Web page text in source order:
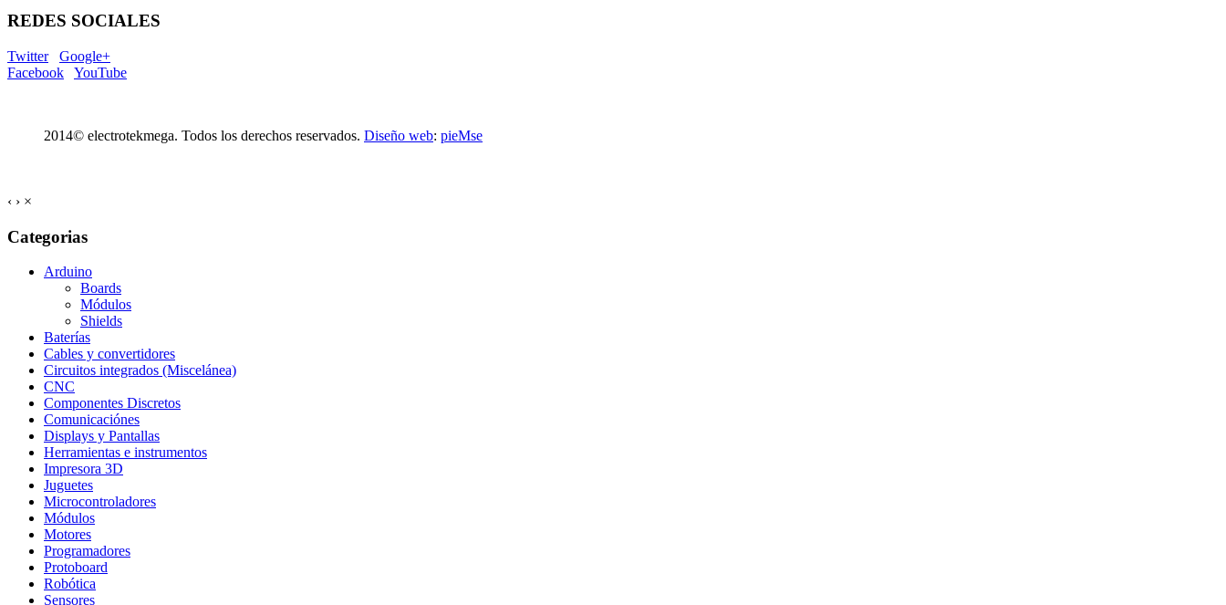
REDES SOCIALES
Twitter
Google+
Facebook
YouTube
2014© electrotekmega. Todos los derechos reservados. Diseño web: pieMse
‹ › ×
Categorias
Arduino
Boards
Módulos
Shields
Baterías
Cables y convertidores
Circuitos integrados (Miscelánea)
CNC
Componentes Discretos
Comunicaciónes
Displays y Pantallas
Herramientas e instrumentos
Impresora 3D
Juguetes
Microcontroladores
Módulos
Motores
Programadores
Protoboard
Robótica
Sensores